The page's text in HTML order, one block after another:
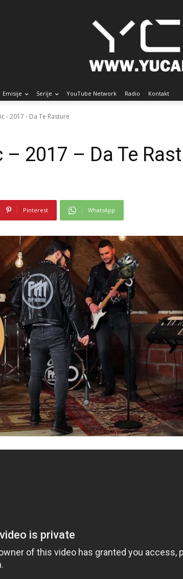
Emisije Serije YouTube Network Radio Kontakt
- 2017 - Da Te Rasture
2017 – Da Te
Pinterest WhatsApp